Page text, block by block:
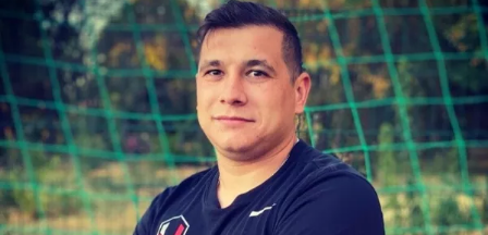
ЧС-2026
ФУТЗАЛ
ІНШІ
БУКМЕКЕРИ